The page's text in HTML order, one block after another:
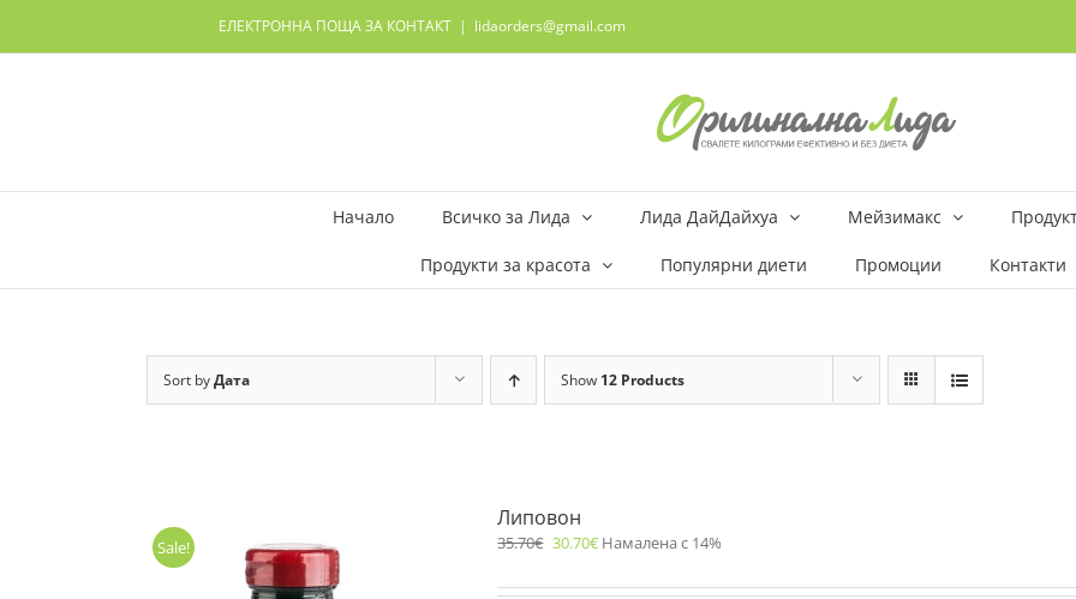
content
ЕЛЕКТРОННА ПОЩА ЗА КОНТАКТ | lidaorders@gmail.com
Начало Всичко за Лида Лида ДайДайхуа Мейзимакс
Продукти за красота Популярни диети Промоции Контакти
Sort byДата Show 12 Products
Sale!
Липовон
35.70€ 30.70€ Намалена с 14%